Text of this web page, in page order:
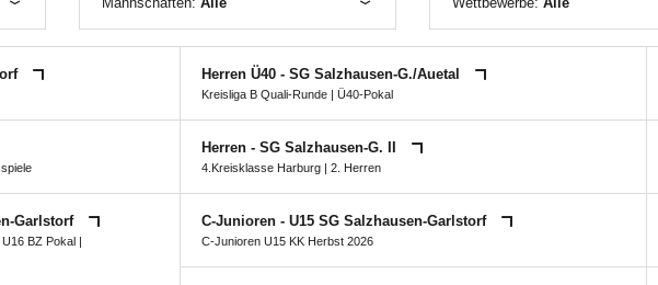
Herren Ü40 - SG Salzhausen-G./​Auetal
Kreisliga B Quali-Runde| Ü40-Pokal
Herren - SG Salzhausen-G. II
4.Kreisklasse Harburg| 2. Herren
Garlstorf
U16 BZ Pokal |
C-Junioren - U15 SG Salzhausen-Garlstorf
C-Junioren U15 KK Herbst 2026